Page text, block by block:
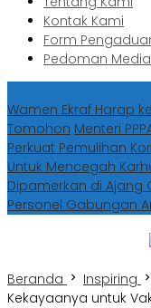
Kontak Kami
Form
Pedoman
Wamen Ekraf Harap
Tomohon Menteri
Perkuat Pemulihan
Untuk Mencegah
Dipamerkan di Ajang
Personel Gabungan
Beranda Inspiring
Kekayaanya untuk